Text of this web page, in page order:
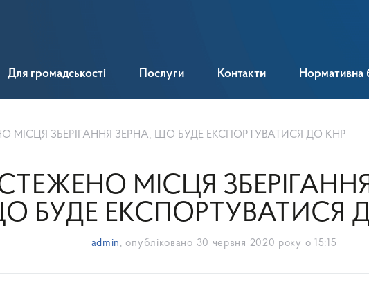
Для громадськості Послуги Контакти Нормативна
МІСЦЯ ЗБЕРІГАННЯ ЗЕРНА, ЩО БУДЕ ЕКСПОРТУВАТИСЯ ДО КНР
МІСЦЯ
БУДЕ ЕКСПОРТУВАТИСЯ
admin , опубліковано 30 червня 2020 року о 15:15